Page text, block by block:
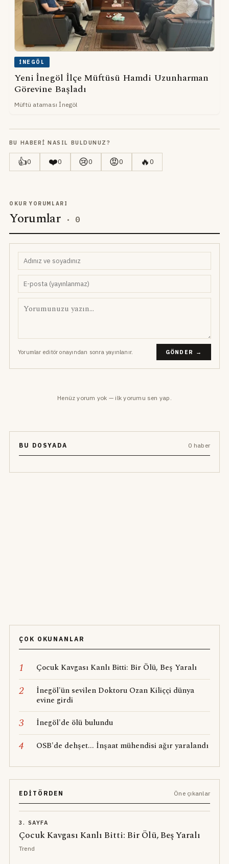
İNEGÖL
Yeni İnegöl İlçe Müftüsü Hamdi Uzunharman
Görevine Başladı
Müftü ataması İnegöl
BU HABERI NASIL BULDUNUZ?
👍0 ❤️0 😢0 😡0 🔥0
OKUR YORUMLARI
Yorumlar · 0
Yorumlar editör onayından sonra yayınlanır. GÖNDER →
Henüz yorum yok — ilk yorumu sen yap.
BU DOSYADA 0 haber
ÇOK OKUNANLAR
1 Çocuk Kavgası Kanlı Bitti: Bir Ölü, Beş Yaralı
2
İnegöl'ün sevilen Doktoru Ozan Kiliççi dünya
evine girdi
3 İnegöl'de ölü bulundu
4 OSB'de dehşet... İnşaat mühendisi ağır yaralandı
EDITÖRDEN Öne çıkanlar
3. SAYFA
Çocuk Kavgası Kanlı Bitti: Bir Ölü, Beş Yaralı
Trend